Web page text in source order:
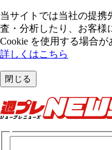
当サイトでは当社の提携
査・分析したり、お客様
Cookie を使⽤する場合が
詳しくはこちら
閉じる